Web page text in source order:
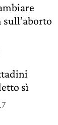
sì